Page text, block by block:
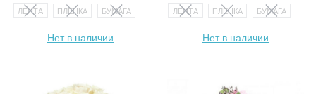
ЛЕНТА ПЛЕНКА БУМАГА
Нет в наличии
ЛЕНТА ПЛЕНКА БУМАГА
Нет в наличии